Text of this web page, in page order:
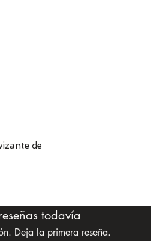
de
todavía
Deja la primera reseña.